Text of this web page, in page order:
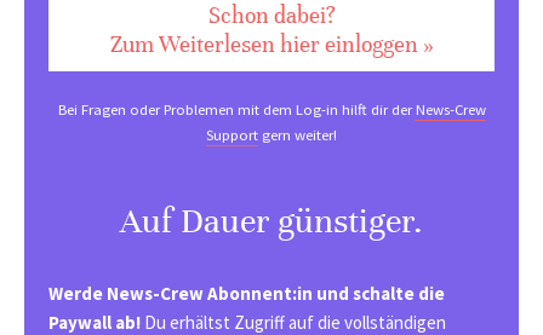
Schon dabei?
Zum Weiterlesen hier einloggen »
Bei Fragen oder Problemen mit dem Log-in hilft dir derNews-Crew
Support gern weiter!
Auf Dauer günstiger.
Werde News-Crew Abonnent:in und schalte die
Paywall ab! Du erhältst Zugriff auf die vollständigen